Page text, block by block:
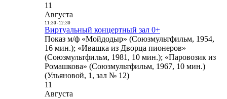
11
Августа
11:30- 12:30
Виртуальный концертный зал 0+
Показ м/ф «Мойдодыр» (Союзмультфильм, 1954,
16 мин.); «Ивашка из Дворца пионеров»
(Союзмультфильм, 1981, 10 мин.); «Паровозик из
Ромашкова» (Союзмультфильм, 1967, 10 мин.)
(Ульяновой, 1, зал № 12)
11
Августа